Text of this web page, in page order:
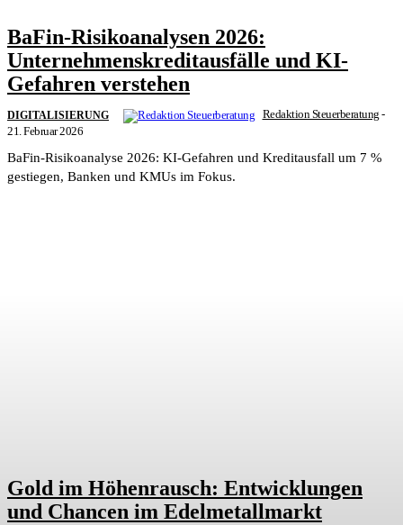
BaFin-Risikoanalysen 2026:
Unternehmenskreditausfälle und KI-
Gefahren verstehen
DIGITALISIERUNG Redaktion Steuerberatung -
21. Februar 2026
BaFin-Risikoanalyse 2026: KI-Gefahren und Kreditausfall um 7 %
gestiegen, Banken und KMUs im Fokus.
Gold im Höhenrausch: Entwicklungen
und Chancen im Edelmetallmarkt